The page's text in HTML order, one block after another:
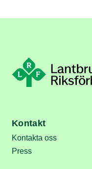
Kontakt
Kontakta oss
Press